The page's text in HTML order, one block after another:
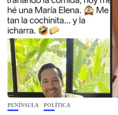
PENÍNSULA POLÍTICA